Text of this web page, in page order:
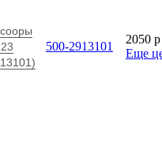
500-2913101
2050 p
Еще